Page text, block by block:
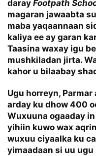
daray Footpath
magaran jawaabta
maba yaqaannaan
kaliya ee ay garan
Taasina waxay igu
mushkiladan jirta.
kahor u bilaabay
Ugu horreyn,
arday ku dhow 400
Wuxuuna ogaaday
yihiin kuwo wax
wuxuu ciyaalka ku
yimaadaan si uu